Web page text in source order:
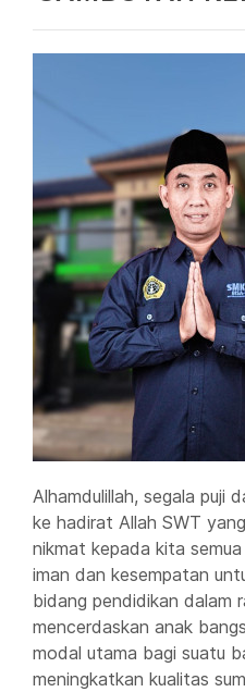
Alhamdulillah, segala puji
ke hadirat Allah SWT
nikmat kepada kita
iman dan kesempatan
bidang pendidikan dalam
mencerdaskan anak
modal utama bagi suatu
meningkatkan kualitas